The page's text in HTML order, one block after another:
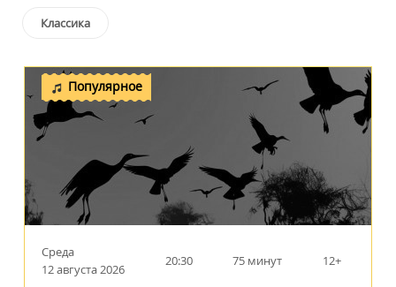
Классика
Популярное
Среда
12 августа 2026
20:30 75 минут 12+